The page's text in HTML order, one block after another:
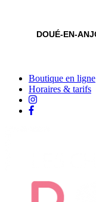
Boutique en ligne
Horaires & tarifs